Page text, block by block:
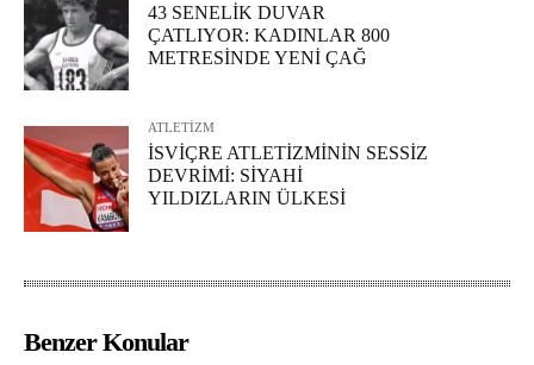
43 SENELİK DUVAR
ÇATLIYOR: KADINLAR 800
METRESİNDE YENİ ÇAĞ
ATLETİZM
İSVİÇRE ATLETİZMİNİN SESSİZ
DEVRİMİ: SİYAHİ
YILDIZLARIN ÜLKESİ
Benzer Konular